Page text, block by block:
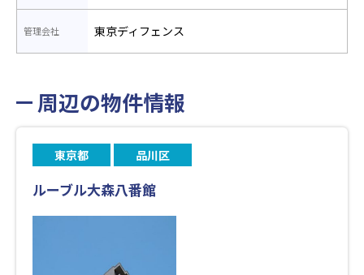
管理会社 東京ディフェンス
周辺の物件情報
東京都 品川区
ルーブル大森八番館